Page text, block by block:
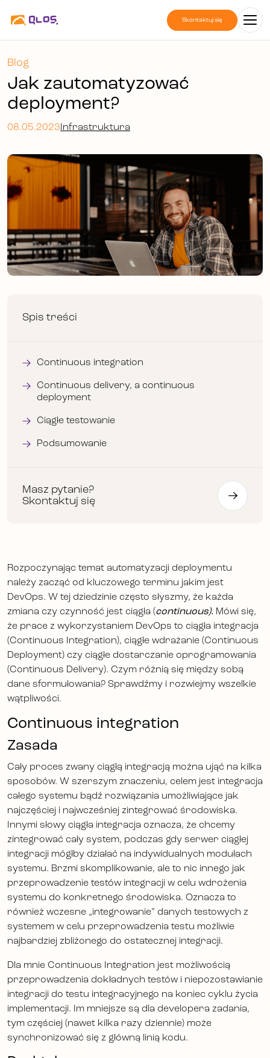
Skontaktuj się
Blog
Jak zautomatyzować
deployment?
08.05.2023Infrastruktura
Spis treści
Continuous integration
Continuous delivery, a continuous
deployment
Ciągłe testowanie
Podsumowanie
Masz pytanie?
Skontaktuj się
Rozpoczynając temat automatyzacji deploymentu
należy zacząć od kluczowego terminu jakim jest
DevOps. W tej dziedzinie często słyszmy, że każda
zmiana czy czynność jest ciągła (continuous). Mówi się,
że prace z wykorzystaniem DevOps to ciągła integracja
(Continuous Integration), ciągłe wdrażanie (Continuous
Deployment) czy ciągłe dostarczanie oprogramowania
(Continuous Delivery). Czym różnią się między sobą
dane sformułowania? Sprawdźmy i rozwiejmy wszelkie
wątpliwości.
Continuous integration
Zasada
Cały proces zwany ciągłą integracją można ująć na kilka
sposobów. W szerszym znaczeniu, celem jest integracja
całego systemu bądź rozwiązania umożliwiające jak
najczęściej i najwcześniej zintegrować środowiska.
Innymi słowy ciągła integracja oznacza, że chcemy
zintegrować cały system, podczas gdy serwer ciągłej
integracji mógłby działać na indywidualnych modułach
systemu. Brzmi skomplikowanie, ale to nic innego jak
przeprowadzenie testów integracji w celu wdrożenia
systemu do konkretnego środowiska. Oznacza to
również wczesne „integrowanie” danych testowych z
systemem w celu przeprowadzenia testu możliwie
najbardziej zbliżonego do ostatecznej integracji.
Dla mnie Continuous Integration jest możliwością
przeprowadzenia dokładnych testów i niepozostawianie
integracji do testu integracyjnego na koniec cyklu życia
implementacji. Im mniejsze są dla developera zadania,
tym częściej (nawet kilka razy dziennie) może
synchronizować się z główną linią kodu.